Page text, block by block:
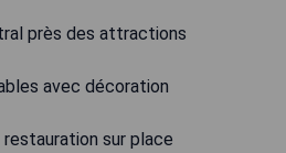
près des attractions
avec décoration
sur place